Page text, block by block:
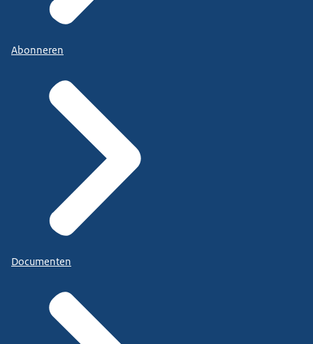
Abonneren
Documenten